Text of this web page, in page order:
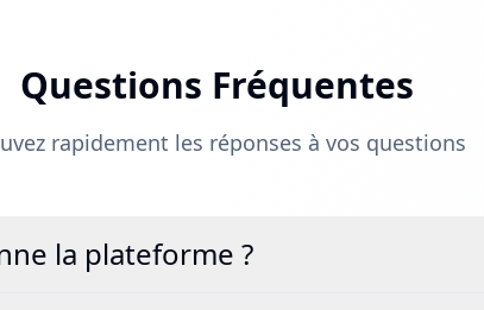
Questions Fréquentes
rapidement les réponses à vos questions
la plateforme ?